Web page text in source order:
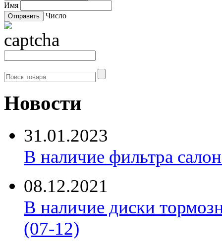
Имя
Число
Новости
31.01.2023
В наличие фильтра
08.12.2021
В наличие диски
(07-12)